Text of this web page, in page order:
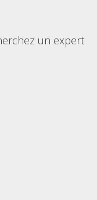
un expert